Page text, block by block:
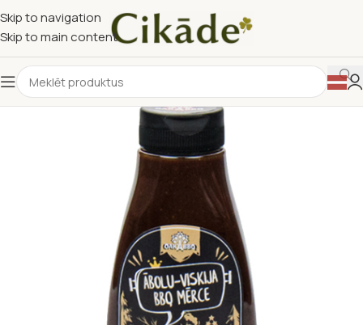
Skip to navigation
Skip to main content